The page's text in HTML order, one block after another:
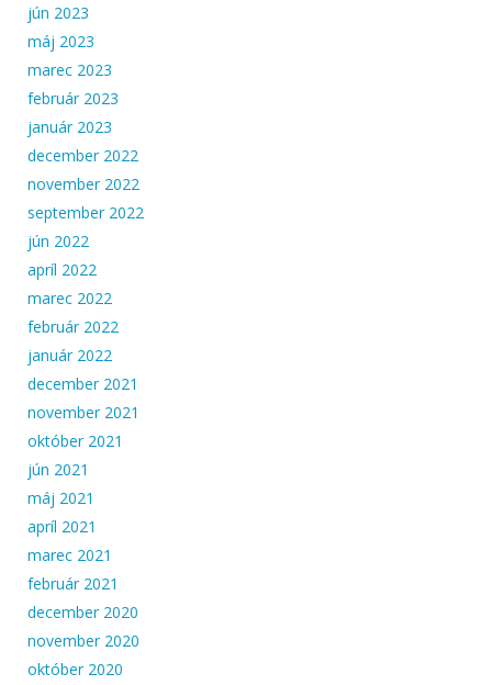
jún 2023
máj 2023
marec 2023
február 2023
január 2023
december 2022
november 2022
september 2022
jún 2022
apríl 2022
marec 2022
február 2022
január 2022
december 2021
november 2021
október 2021
jún 2021
máj 2021
apríl 2021
marec 2021
február 2021
december 2020
november 2020
október 2020